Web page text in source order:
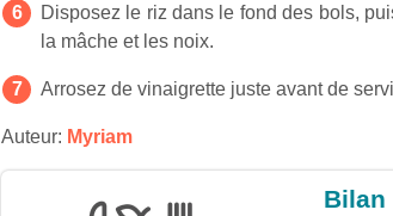
Disposez le riz dans le fond des bols,
la mâche et les noix.
Arrosez de vinaigrette juste avant de
Auteur: Myriam
Bilan